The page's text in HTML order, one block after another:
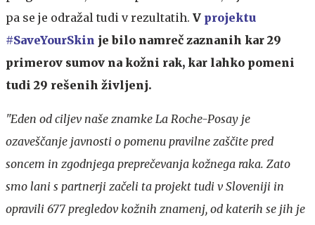
pa se je odražal tudi v rezultatih. V projektu
#SaveYourSkin je bilo namreč zaznanih kar 29
primerov sumov na kožni rak, kar lahko pomeni
tudi 29 rešenih življenj.
"Eden od ciljev naše znamke La Roche-Posay je
ozaveščanje javnosti o pomenu pravilne zaščite pred
soncem in zgodnjega preprečevanja kožnega raka. Zato
smo lani s partnerji začeli ta projekt tudi v Sloveniji in
opravili 677 pregledov kožnih znamenj, od katerih se jih je